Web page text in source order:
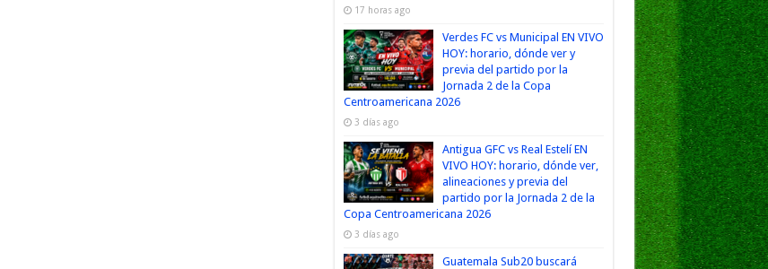
17 horas ago
Verdes FC vs Municipal EN VIVO
HOY: horario, dónde ver y
previa del partido por la
Jornada 2 de la Copa
Centroamericana 2026
3 días ago
Antigua GFC vs Real Estelí EN
VIVO HOY: horario, dónde ver,
alineaciones y previa del
partido por la Jornada 2 de la
Copa Centroamericana 2026
3 días ago
Guatemala Sub20 buscará